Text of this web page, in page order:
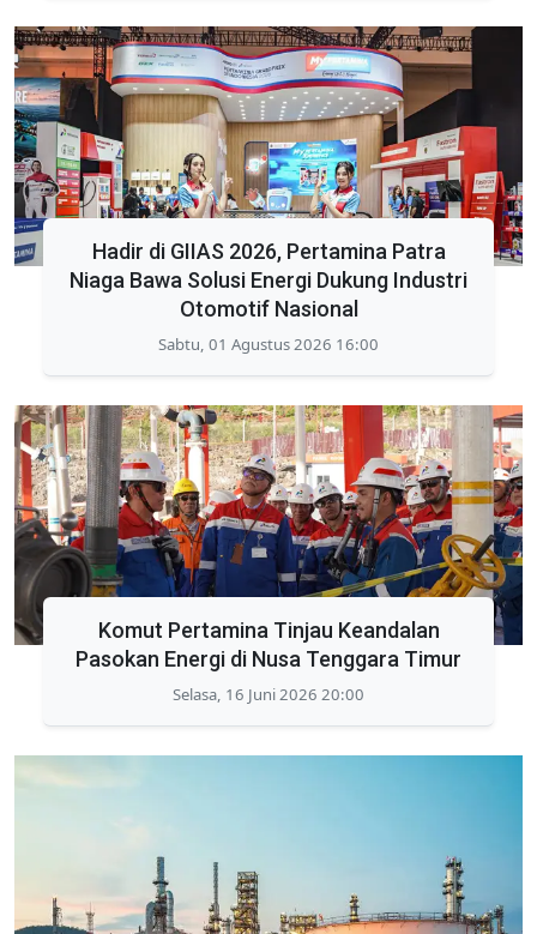
Hadir di GIIAS 2026, Pertamina Patra
Niaga Bawa Solusi Energi Dukung Industri
Otomotif Nasional
Sabtu, 01 Agustus 2026 16:00
Komut Pertamina Tinjau Keandalan
Pasokan Energi di Nusa Tenggara Timur
Selasa, 16 Juni 2026 20:00